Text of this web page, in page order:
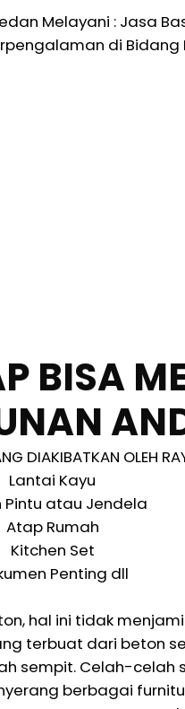
Melayani : Jasa
di
BISA
DIAKIBATKAN OLEH
Lantai Kayu
Pintu atau Jendela
Atap Rumah
Kitchen Set
Penting dll
hal ini tidak
terbuat dari beton
sempit. Celah-celah
berbagai